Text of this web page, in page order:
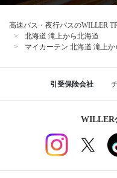
高速バス・夜行バスのWILLER
北海道 滝上から北海道
マイカーテン 北海道 滝上
引受保険会社
WILLER